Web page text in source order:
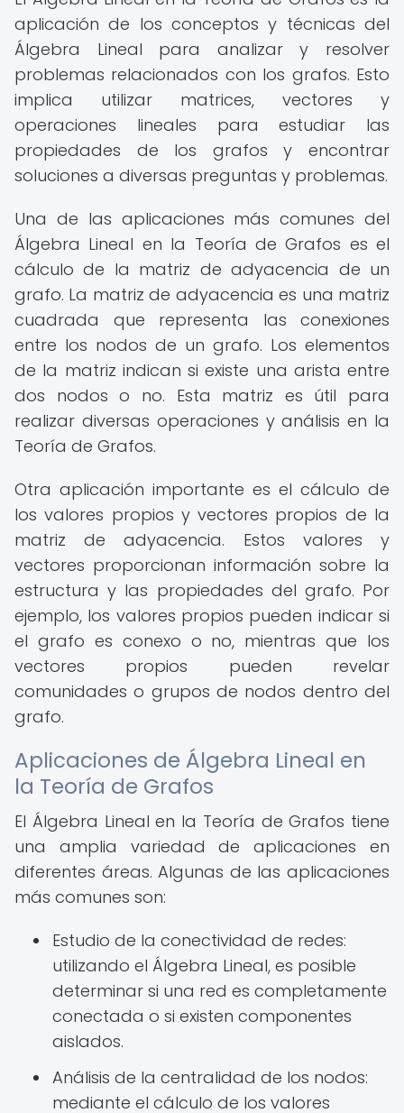
aplicación de los conceptos y técnicas del
Álgebra Lineal para analizar y resolver
problemas relacionados con los grafos. Esto
implica utilizar matrices, vectores y
operaciones lineales para estudiar las
propiedades de los grafos y encontrar
soluciones a diversas preguntas y problemas.
Una de las aplicaciones más comunes del
Álgebra Lineal en la Teoría de Grafos es el
cálculo de la matriz de adyacencia de un
grafo. La matriz de adyacencia es una matriz
cuadrada que representa las conexiones
entre los nodos de un grafo. Los elementos
de la matriz indican si existe una arista entre
dos nodos o no. Esta matriz es útil para
realizar diversas operaciones y análisis en la
Teoría de Grafos.
Otra aplicación importante es el cálculo de
los valores propios y vectores propios de la
matriz de adyacencia. Estos valores y
vectores proporcionan información sobre la
estructura y las propiedades del grafo. Por
ejemplo, los valores propios pueden indicar si
el grafo es conexo o no, mientras que los
vectores propios pueden revelar
comunidades o grupos de nodos dentro del
grafo.
Aplicaciones de Álgebra Lineal en
la Teoría de Grafos
El Álgebra Lineal en la Teoría de Grafos tiene
una amplia variedad de aplicaciones en
diferentes áreas. Algunas de las aplicaciones
más comunes son:
Estudio de la conectividad de redes:
utilizando el Álgebra Lineal, es posible
determinar si una red es completamente
conectada o si existen componentes
aislados.
Análisis de la centralidad de los nodos:
mediante el cálculo de los valores